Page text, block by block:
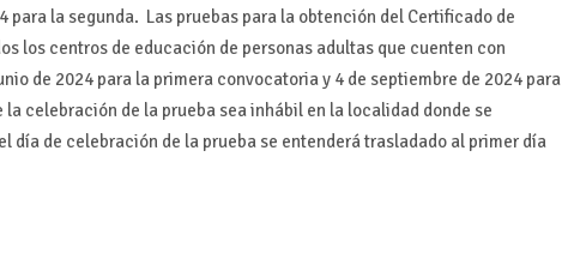
para la segunda. Las pruebas para la obtención del Certificado de
los centros de educación de personas adultas que cuenten con
de 2024 para la primera convocatoria y 4 de septiembre de 2024 para
celebración de la prueba sea inhábil en la localidad donde se
día de celebración de la prueba se entenderá trasladado al primer día